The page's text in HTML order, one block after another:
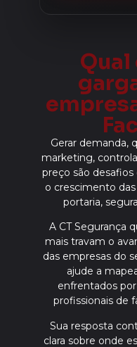
Qual
Gerar demanda,
marketing,
preço são
o crescimento
portaria,
A CT Segurança
mais travam o
das empresas do
ajude a
enfrentados
profissionais de
Sua resposta
clara sobre onde